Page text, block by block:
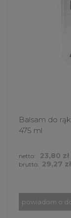
Balsam do
475 ml
brutto: 29,27 zł
netto: 23,80 zł
powiadom o